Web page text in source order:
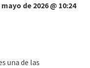
de 2026 @ 10:24
una de las